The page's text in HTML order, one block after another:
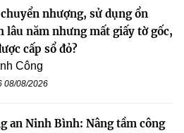
nhượng, sử dụng ổn
lâu năm nhưng mất giấy tờ gốc,
cấp sổ đỏ?
Công
08/08/2026
an Ninh Bình: Nâng tầm công